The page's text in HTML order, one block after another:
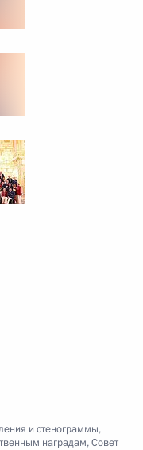
и стенограммы,
наградам,Совет